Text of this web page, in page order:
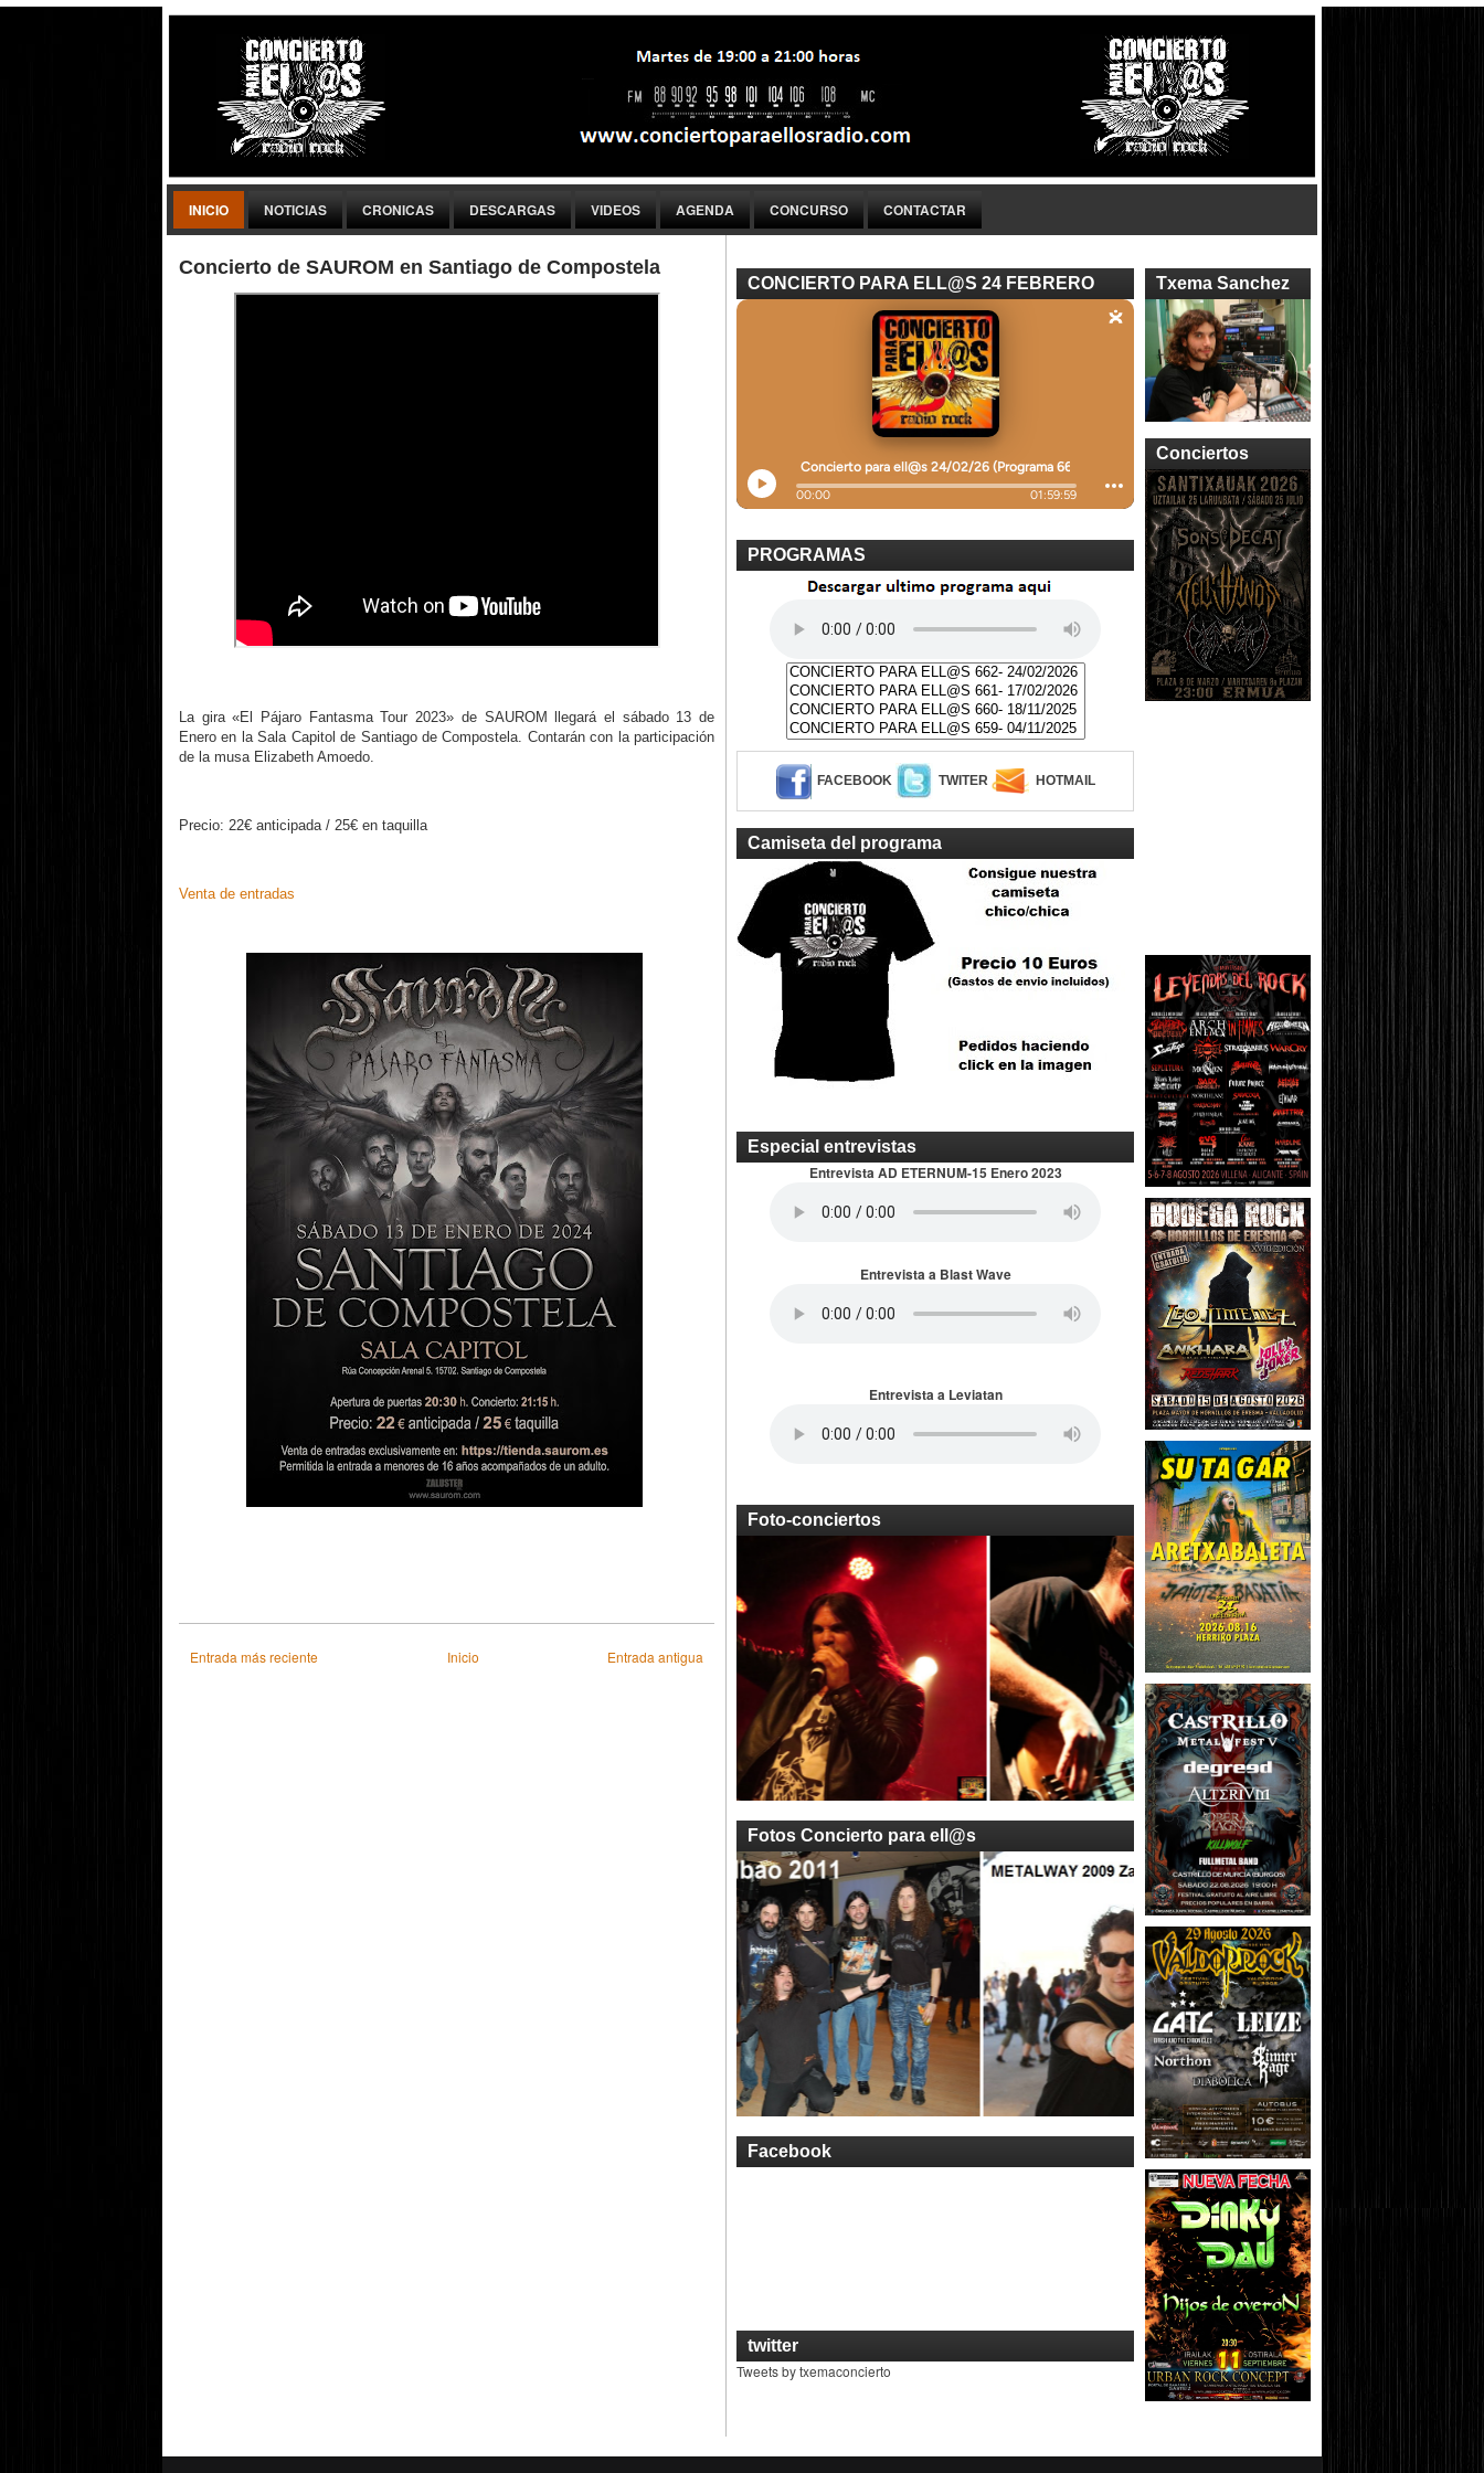
INICIO NOTICIAS CRONICAS DESCARGAS VIDEOS AGENDA CONCURSO CONTACTAR
Concierto de SAUROM en Santiago de Compostela
La gira «El Pájaro Fantasma Tour 2023» de SAUROM llegará el sábado 13 de
Enero en la Sala Capitol de Santiago de Compostela. Contarán con la participación
de la musa Elizabeth Amoedo.
Precio: 22€ anticipada / 25€ en taquilla
Venta de entradas
Entrada más reciente Entrada antigua
Inicio
CONCIERTO PARA ELL@S 24 FEBRERO
PROGRAMAS
FACEBOOK TWITER HOTMAIL
Camiseta del programa
Especial entrevistas
Entrevista AD ETERNUM-15 Enero 2023
Entrevista a Blast Wave
Entrevista a Leviatan
Foto-conciertos
Fotos Concierto para ell@s
Facebook
twitter
Tweets by txemaconcierto
Txema Sanchez
Conciertos